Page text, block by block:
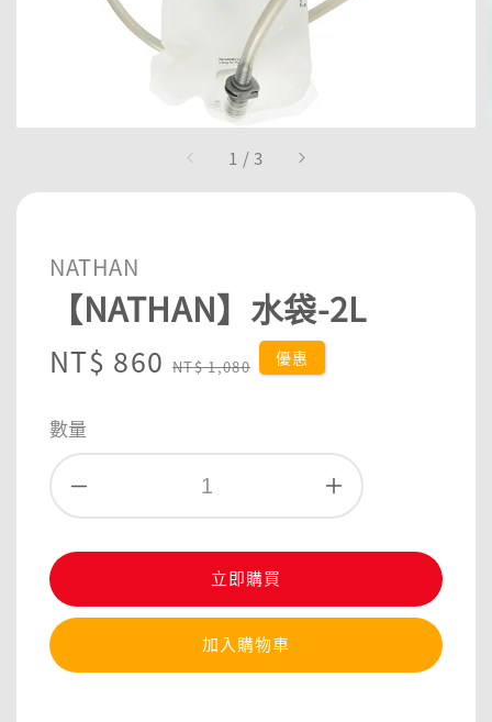
1 /3
NATHAN
【NATHAN】水袋-2L
Sale
NT$ 860 Regular
NT$ 1,080 優惠
數量
立即購買
加入購物車